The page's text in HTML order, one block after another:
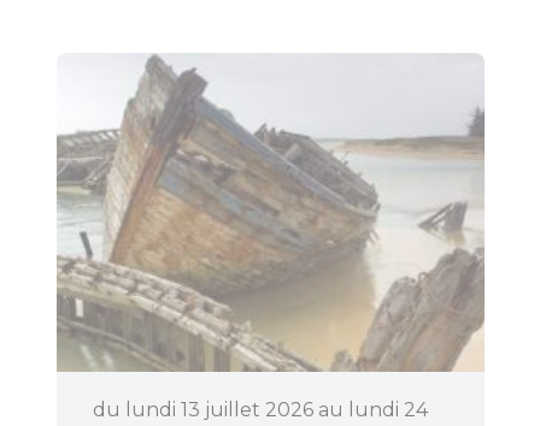
Bouger Déguster
du lundi 13 juillet 2026 au lundi 24